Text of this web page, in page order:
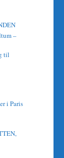
–
til
i Paris